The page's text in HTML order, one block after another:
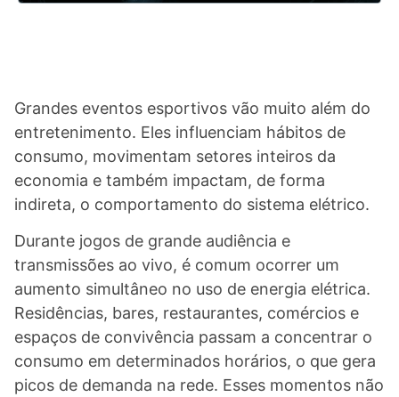
Grandes eventos esportivos vão muito além do
entretenimento. Eles influenciam hábitos de
consumo, movimentam setores inteiros da
economia e também impactam, de forma
indireta, o comportamento do sistema elétrico.
Durante jogos de grande audiência e
transmissões ao vivo, é comum ocorrer um
aumento simultâneo no uso de energia elétrica.
Residências, bares, restaurantes, comércios e
espaços de convivência passam a concentrar o
consumo em determinados horários, o que gera
picos de demanda na rede. Esses momentos não